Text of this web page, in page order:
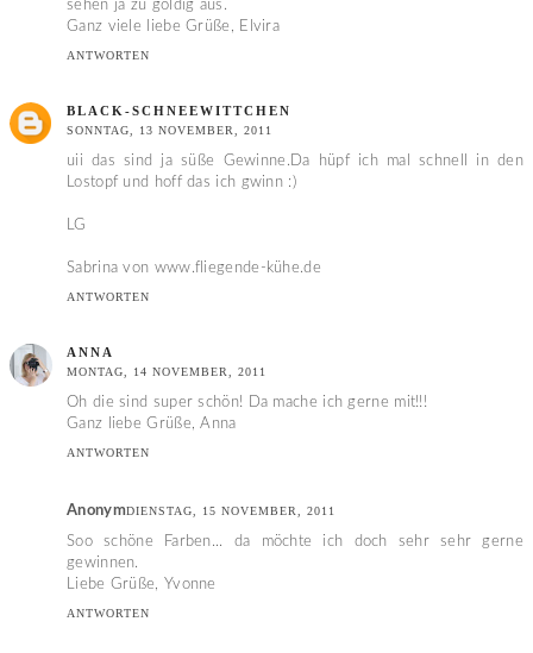
sehen ja zu goldig aus.
Ganz viele liebe Grüße, Elvira
ANTWORTEN
BLACK-SCHNEEWITTCHEN
SONNTAG, 13 NOVEMBER, 2011
uii das sind ja süße Gewinne.Da hüpf ich mal schnell in den
Lostopf und hoff das ich gwinn :)
LG
Sabrina von www.fliegende-kühe.de
ANTWORTEN
ANNA
MONTAG, 14 NOVEMBER, 2011
Oh die sind super schön! Da mache ich gerne mit!!!
Ganz liebe Grüße, Anna
ANTWORTEN
AnonymDIENSTAG, 15 NOVEMBER, 2011
Soo schöne Farben... da möchte ich doch sehr sehr gerne
gewinnen.
Liebe Grüße, Yvonne
ANTWORTEN